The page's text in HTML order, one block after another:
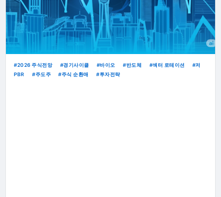
2026 주식전망 경기사이클 바이오 반도체 섹터 로테이션
저
PBR
주도주 주식 순환매 투자전략